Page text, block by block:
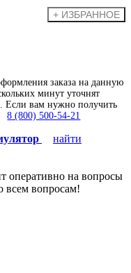
заказа на данную
минут уточнят
Если вам нужно получить
8 (800) 500-54-21
найти
оперативно на вопросы
всем вопросам!